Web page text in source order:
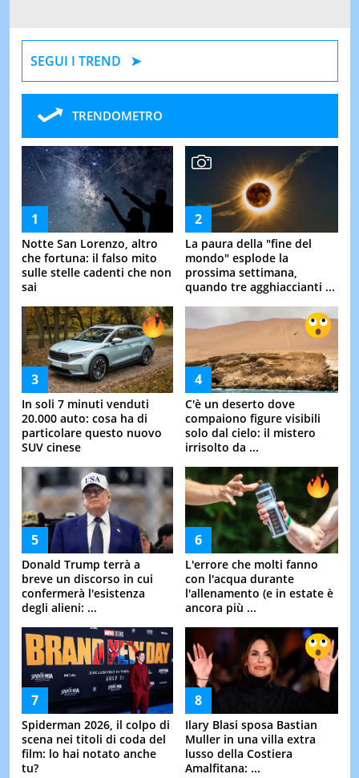
SEGUI I TREND
TRENDOMETRO
Notte San Lorenzo, altro
che fortuna: il falso mito
sulle stelle cadenti che non
sai
La paura della "fine del
mondo" esplode la
prossima settimana,
quando tre agghiaccianti ...
In soli 7 minuti venduti
20.000 auto: cosa ha di
particolare questo nuovo
SUV cinese
C'è un deserto dove
compaiono figure visibili
solo dal cielo: il mistero
irrisolto da ...
Donald Trump terrà a
breve un discorso in cui
confermerà l'esistenza
degli alieni: ...
L'errore che molti fanno
con l'acqua durante
l'allenamento (e in estate è
ancora più ...
Spiderman 2026, il colpo di
scena nei titoli di coda del
film: lo hai notato anche
tu?
Ilary Blasi sposa Bastian
Muller in una villa extra
lusso della Costiera
Amalfitana: ...